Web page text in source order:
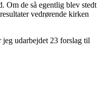
Om de så egentlig blev stedt
vedrørende kirken
jeg udarbejdet 23 forslag til